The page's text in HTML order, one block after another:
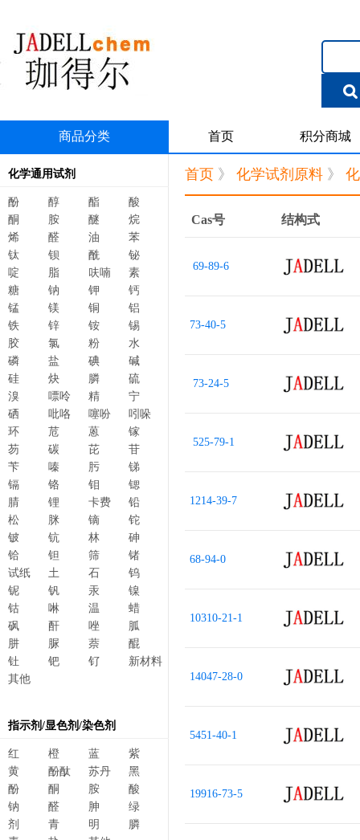
商品分类 首页 积分商城
化学通用试剂
酚 醇 酯
酸
酮
胺 醚
烷
烯
醛 油
苯
钛
钡 酰
铋
啶
脂 呋喃
素
糖
钠 钾
钙
锰
镁 铜
铝
铁
锌 铵
锡
胶
氯 粉
水
磷
盐 碘
碱
硅
炔 膦
硫
溴
嘌呤 精
宁
硒
吡咯 噻吩
吲哚
环
苊 蒽
镓
芴
碳 芘
苷
苄
嗪 肟
锑
镉
铬 钼
锶
腈
锂 卡费
铅
松
脒 镝
铊
铍
钪 林
砷
铪
钽 筛
锗
试纸
土 石
钨
铌
钒 汞
镍
钴
啉 温
蜡
砜
酐 唑
胍
肼
脲 萘
醌
钍
钯 钌
新材料
其他
指示剂/显色剂/染色剂
红 橙 蓝
紫
黄
酚酞 苏丹
黑
酚
酮 胺
酸
钠
醛 胂
绿
剂
青 明
膦
首页 》 化学试剂原料 》
Cas号 结构式
69-89-6
73-40-5
73-24-5
525-79-1
1214-39-7
68-94-0
10310-21-1
14047-28-0
5451-40-1
19916-73-5